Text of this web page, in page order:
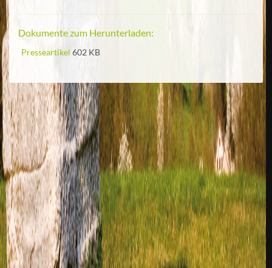
Dokumente zum Herunterladen:
Presseartikel 602 KB